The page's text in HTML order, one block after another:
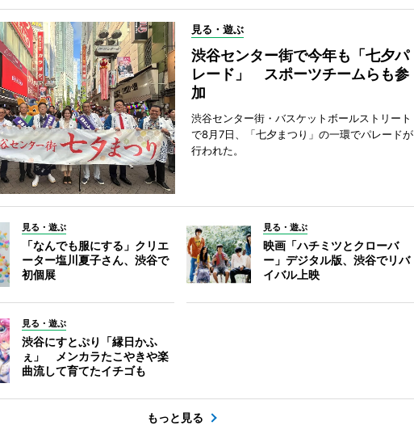
見る・遊ぶ
渋谷センター街で今年も「七夕パ
レード」 スポーツチームらも参
加
渋谷センター街・バスケットボールストリート
で8月7日、「七夕まつり」の一環でパレードが
行われた。
見る・遊ぶ
「なんでも服にする」クリエ
ーター塩川夏子さん、渋谷で
初個展
見る・遊ぶ
映画「ハチミツとクローバ
ー」デジタル版、渋谷でリバ
イバル上映
見る・遊ぶ
渋谷にすとぷり「縁日かふ
ぇ」 メンカラたこやきや楽
曲流して育てたイチゴも
もっと見る